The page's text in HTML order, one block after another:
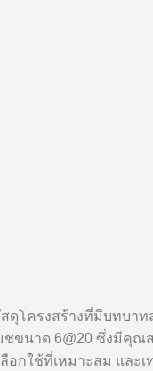
ดุโครงสร้างที่มีบทบา
ขนาด 6@20 ซึ่งมีคุณ
อกใช้ที่เหมาะสม และ